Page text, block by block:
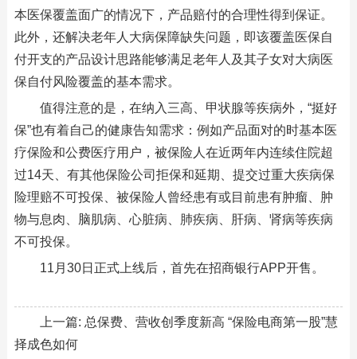
本医保覆盖面广的情况下，产品赔付的合理性得到保证。
此外，还解决老年人大病保障缺失问题，即该覆盖医保自
付开支的产品设计思路能够满足老年人及其子女对大病医
保自付风险覆盖的基本需求。
值得注意的是，在纳入三高、甲状腺等疾病外，“挺好
保”也有着自己的健康告知需求：例如产品面对的时基本医
疗保险和公费医疗用户，被保险人在近两年内连续住院超
过14天、有其他保险公司拒保和延期、提交过重大疾病保
险理赔不可投保、被保险人曾经患有或目前患有肿瘤、肿
物与息肉、脑肌病、心脏病、肺疾病、肝病、肾病等疾病
不可投保。
11月30日正式上线后，首先在招商银行APP开售。
上一篇: 总保费、营收创季度新高 “保险电商第一股”慧
择成色如何